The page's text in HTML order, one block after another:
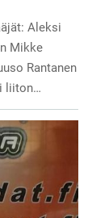
Aleksi
Mikke
Rantanen
liiton…